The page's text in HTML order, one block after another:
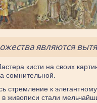
являются
кисти на своих
сомнительной.
стремление к
стали